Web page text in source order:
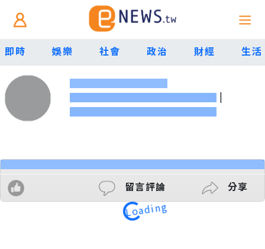
即時 娛樂 社會 政治 財經 生活
|
留言評論 分享
Loading